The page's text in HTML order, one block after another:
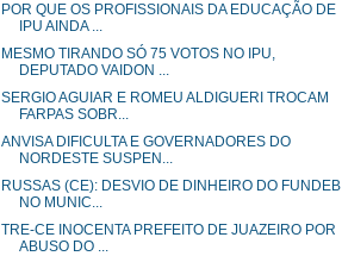
POR QUE OS PROFISSIONAIS DA EDUCAÇÃO DE
IPU AINDA ...
MESMO TIRANDO SÓ 75 VOTOS NO IPU,
DEPUTADO VAIDON ...
SERGIO AGUIAR E ROMEU ALDIGUERI TROCAM
FARPAS SOBR...
ANVISA DIFICULTA E GOVERNADORES DO
NORDESTE SUSPEN...
RUSSAS (CE): DESVIO DE DINHEIRO DO FUNDEB
NO MUNIC...
TRE-CE INOCENTA PREFEITO DE JUAZEIRO POR
ABUSO DO ...